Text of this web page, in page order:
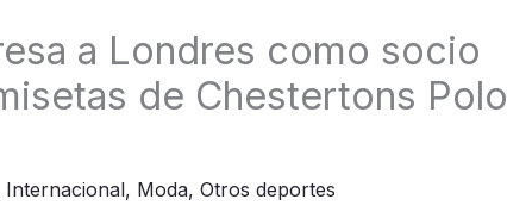
a Londres como socio
de Chestertons Polo
Internacional, Moda, Otros deportes